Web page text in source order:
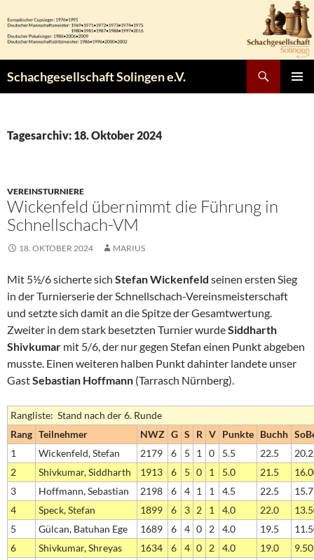
Inhalt
springen
Schachgesellschaft Solingen e.V.
Tagesarchiv: 18. Oktober 2024
VEREINSTURNIERE
Wickenfeld übernimmt die Führung in
Schnellschach-VM
18. OKTOBER 2024 MARIUS
Mit 5½/6 sicherte sich Stefan Wickenfeld seinen ersten Sieg
in der Turnierserie der Schnellschach-Vereinsmeisterschaft
und setzte sich damit an die Spitze der Gesamtwertung.
Zweiter in dem stark besetzten Turnier wurdeSiddharth
Shivkumar mit 5/6, der nur gegen Stefan einen Punkt abgeben
musste. Einen weiteren halben Punkt dahinter landete unser
GastSebastian Hoffmann (Tarrasch Nürnberg).
Rangliste: Stand nach der 6. Runde
Rang Teilnehmer NWZ G S R V Punkte Buchh
1
Wickenfeld, Stefan 2179 6 5 1 0 5.5 22.5
2
Shivkumar, Siddharth 1913 6 5 0 1 5.0 21.5
3
Hoffmann, Sebastian 2198 6 4 1 1 4.5 22.5
4
Speck, Stefan 1899 6 3 2 1 4.0 22.0
5
Gülcan, Batuhan Ege 1689 6 4 0 2 4.0 19.5
6
Shivkumar, Shreyas 1634 6 4 0 2 4.0 19.0
9.50